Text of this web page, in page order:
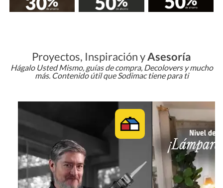
Proyectos, Inspiración yAsesoría
Hágalo Usted Mismo, guías de compra, Decolovers y mucho
más. Contenido útil que Sodimac tiene para ti